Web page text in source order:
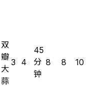
双
瓣
大
蒜
3 4
45
分
钟
8 8 10